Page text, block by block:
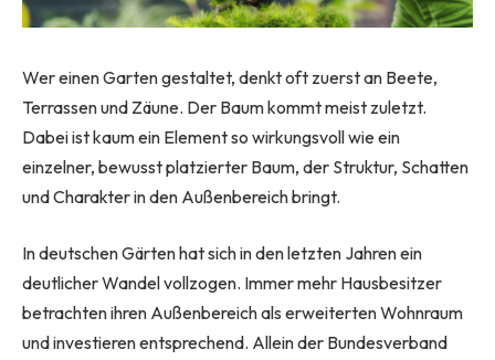
Wer einen Garten gestaltet, denkt oft zuerst an Beete,
Terrassen und Zäune. Der Baum kommt meist zuletzt.
Dabei ist kaum ein Element so wirkungsvoll wie ein
einzelner, bewusst platzierter Baum, der Struktur, Schatten
und Charakter in den Außenbereich bringt.
In deutschen Gärten hat sich in den letzten Jahren ein
deutlicher Wandel vollzogen. Immer mehr Hausbesitzer
betrachten ihren Außenbereich als erweiterten Wohnraum
und investieren entsprechend. Allein der Bundesverband